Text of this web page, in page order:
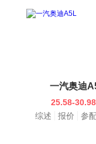
一汽奥迪
25.58-30.98
综述
报价 参